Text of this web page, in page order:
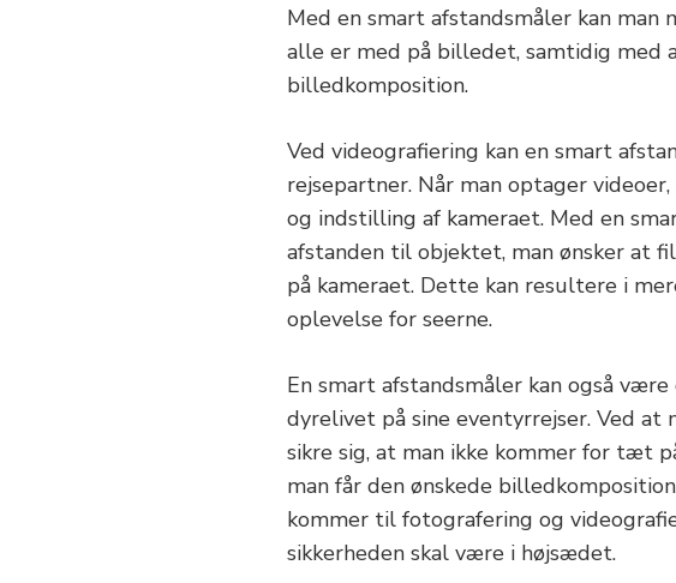
Med en smart afstandsmåler kan man
alle er med på billedet, samtidig med
billedkomposition.
Ved videografiering kan en smart
rejsepartner. Når man optager
og indstilling af kameraet. Med en
afstanden til objektet, man ønsker at
på kameraet. Dette kan resultere i
oplevelse for seerne.
En smart afstandsmåler kan også
dyrelivet på sine eventyrrejser. Ved at
sikre sig, at man ikke kommer for tæt
man får den ønskede
kommer til fotografering og
sikkerheden skal være i højsædet.